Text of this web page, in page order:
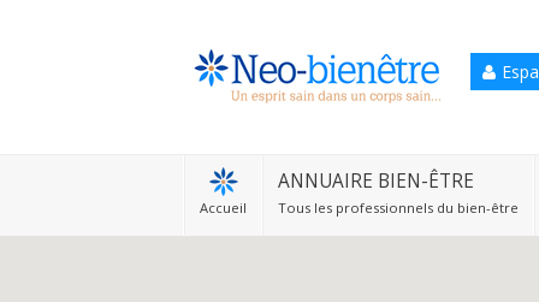
Accueil
ANNUAIRE BIEN-ÊTRE
Tous les professionnels du bien-être